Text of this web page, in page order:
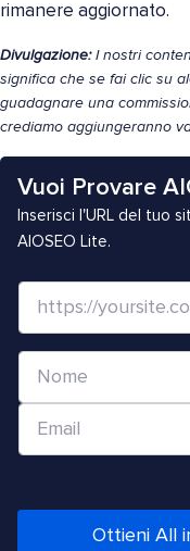
rimanere aggiornato.
Divulgazione:I nostri
significa che se fai clic su
guadagnare una
crediamo aggiungeranno
Vuoi Provare
Inserisci l'URL del tuo
AIOSEO Lite.
t
W
e
Ottieni All